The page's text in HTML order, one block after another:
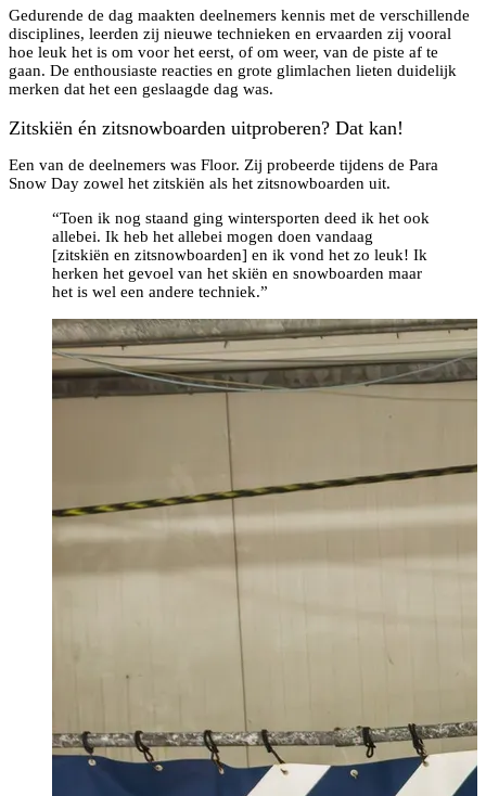
Gedurende de dag maakten deelnemers kennis met de verschillende
disciplines, leerden zij nieuwe technieken en ervaarden zij vooral
hoe leuk het is om voor het eerst, of om weer, van de piste af te
gaan. De enthousiaste reacties en grote glimlachen lieten duidelijk
merken dat het een geslaagde dag was.
Zitskiën én zitsnowboarden uitproberen? Dat kan!
Een van de deelnemers was Floor. Zij probeerde tijdens de Para
Snow Day zowel het zitskiën als het zitsnowboarden uit.
“Toen ik nog staand ging wintersporten deed ik het ook
allebei. Ik heb het allebei mogen doen vandaag
[zitskiën en zitsnowboarden] en ik vond het zo leuk! Ik
herken het gevoel van het skiën en snowboarden maar
het is wel een andere techniek.”